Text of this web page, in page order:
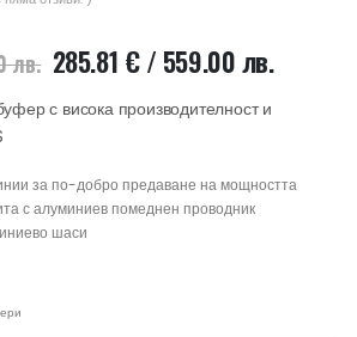
лв. Original
price
was:
799.00 лв..
285.81 €/ 559.00 лв.
цена
559.00
с висока производителност и
за по-добро предаване на мощността
с алуминиев помеднен проводник
шаси